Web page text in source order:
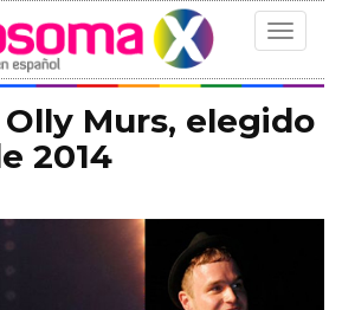
Toggle
Murs, elegido
2014